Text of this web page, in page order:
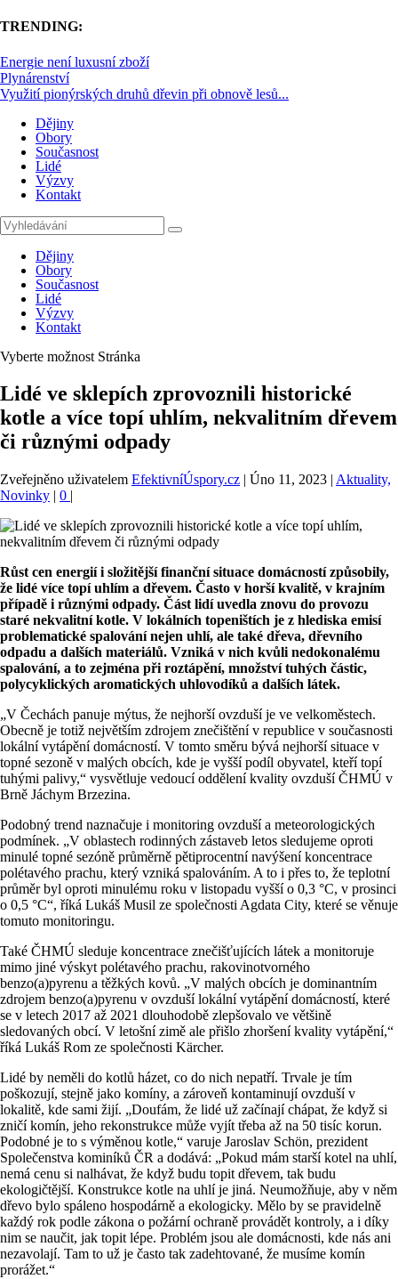
TRENDING:
Energie není luxusní zboží
Plynárenství
Využití pionýrských druhů dřevin při obnově lesů...
Dějiny
Obory
Současnost
Lidé
Výzvy
Kontakt
Dějiny
Obory
Současnost
Lidé
Výzvy
Kontakt
Vyberte možnost Stránka
Lidé ve sklepích zprovoznili historické
kotle a více topí uhlím, nekvalitním dřevem
či různými odpady
Zveřejněno uživatelem EfektivníÚspory.cz | Úno 11, 2023 | Aktuality,
Novinky | 0 |
Růst cen energií i složitější finanční situace domácností způsobily,
že lidé více topí uhlím a dřevem. Často v horší kvalitě, v krajním
případě i různými odpady. Část lidí uvedla znovu do provozu
staré nekvalitní kotle. V lokálních topeništích je z hlediska emisí
problematické spalování nejen uhlí, ale také dřeva, dřevního
odpadu a dalších materiálů. Vzniká v nich kvůli nedokonalému
spalování, a to zejména při roztápění, množství tuhých částic,
polycyklických aromatických uhlovodíků a dalších látek.
„V Čechách panuje mýtus, že nejhorší ovzduší je ve velkoměstech.
Obecně je totiž největším zdrojem znečištění v republice v současnosti
lokální vytápění domácností. V tomto směru bývá nejhorší situace v
topné sezoně v malých obcích, kde je vyšší podíl obyvatel, kteří topí
tuhými palivy,“ vysvětluje vedoucí oddělení kvality ovzduší ČHMÚ v
Brně Jáchym Brzezina.
Podobný trend naznačuje i monitoring ovzduší a meteorologických
podmínek. „V oblastech rodinných zástaveb letos sledujeme oproti
minulé topné sezóně průměrně pětiprocentní navýšení koncentrace
polétavého prachu, který vzniká spalováním. A to i přes to, že teplotní
průměr byl oproti minulému roku v listopadu vyšší o 0,3 °C, v prosinci
o 0,5 °C“, říká Lukáš Musil ze společnosti Agdata City, které se věnuje
tomuto monitoringu.
Také ČHMÚ sleduje koncentrace znečišťujících látek a monitoruje
mimo jiné výskyt polétavého prachu, rakovinotvorného
benzo(a)pyrenu a těžkých kovů. „V malých obcích je dominantním
zdrojem benzo(a)pyrenu v ovzduší lokální vytápění domácností, které
se v letech 2017 až 2021 dlouhodobě zlepšovalo ve většině
sledovaných obcí. V letošní zimě ale přišlo zhoršení kvality vytápění,“
říká Lukáš Rom ze společnosti Kärcher.
Lidé by neměli do kotlů házet, co do nich nepatří. Trvale je tím
poškozují, stejně jako komíny, a zároveň kontaminují ovzduší v
lokalitě, kde sami žijí. „Doufám, že lidé už začínají chápat, že když si
zničí komín, jeho rekonstrukce může vyjít třeba až na 50 tisíc korun.
Podobné je to s výměnou kotle,“ varuje Jaroslav Schön, prezident
Společenstva kominíků ČR a dodává: „Pokud mám starší kotel na uhlí,
nemá cenu si nalhávat, že když budu topit dřevem, tak budu
ekologičtější. Konstrukce kotle na uhlí je jiná. Neumožňuje, aby v něm
dřevo bylo spáleno hospodárně a ekologicky. Mělo by se pravidelně
každý rok podle zákona o požární ochraně provádět kontroly, a i díky
nim se naučit, jak topit lépe. Problém jsou ale domácnosti, kde nás ani
nezavolají. Tam to už je často tak zadehtované, že musíme komín
prorážet.“